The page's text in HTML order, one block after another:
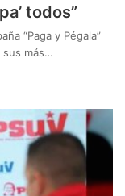
todos”
“Paga y Pégala”
sus más…